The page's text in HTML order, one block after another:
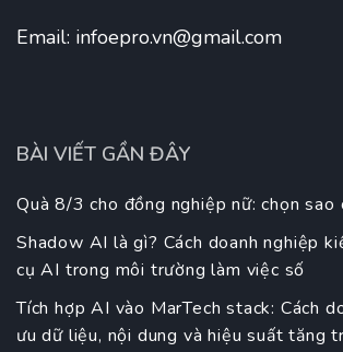
Email: infoepro.vn@gmail.com
BÀI VIẾT GẦN ĐÂY
Quà 8/3 cho đồng nghiệp nữ: chọn
Shadow AI là gì? Cách doanh nghiệp
cụ AI trong môi trường làm việc số
Tích hợp AI vào MarTech stack: Cách
ưu dữ liệu, nội dung và hiệu suất tăng